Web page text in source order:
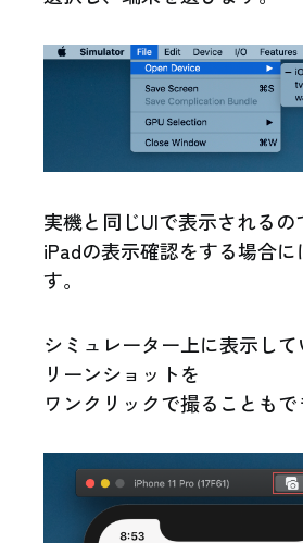
実機と同じUIで表示されるの
iPadの表示確認をする場合
す。
シミュレーター上に表示し
リーンショットを
ワンクリックで撮ることもで